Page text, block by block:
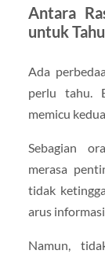
Antara
untuk Tahu
Ada
perlu tahu.
memicu
Sebagian
merasa
tidak
arus
Namun,